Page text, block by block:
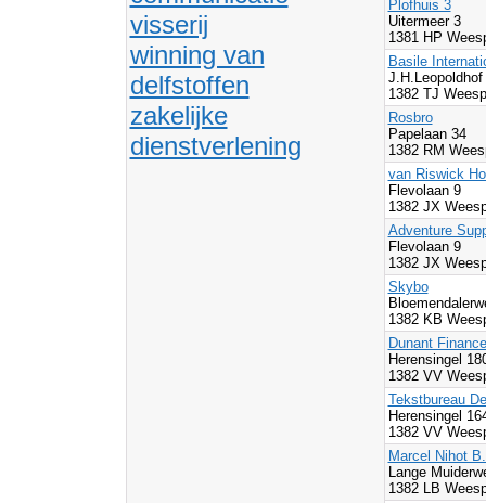
visserij
winning van
delfstoffen
zakelijke
dienstverlening
Plofhuis 3
Uitermeer 3
1381 HP
Basile
1382 TJ
Rosbro
Papelaan 34
1382 RM
van Riswick
Flevolaan 9
1382 JX
Adventure
Flevolaan 9
1382 JX
Skybo
1382 KB
Dunant
Herensingel
1382 VV
Tekstbureau
Herensingel
1382 VV
Marcel Nihot
Lange
1382 LB